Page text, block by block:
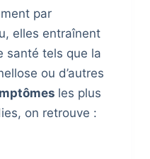
par
elles entraînent
santé tels que la
ou d’autres
les plus
on retrouve :